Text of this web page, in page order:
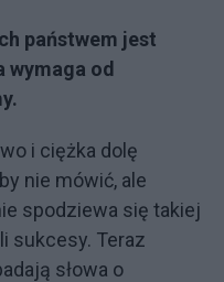
państwem jest
od
i ciężka dolę
nie mówić, ale
spodziewa się takiej
sukcesy. Teraz
słowa o